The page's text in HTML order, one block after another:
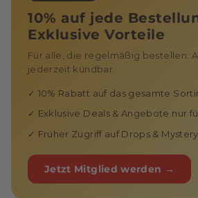
10% auf jede
Exklusive Vorteile
Für alle, die regelmäßig bestellen.
jederzeit kündbar.
✓ 10% Rabatt auf das gesamte
✓ Exklusive Deals & Angebote nur
✓ Früher Zugriff auf Drops &
Jetzt Mitglied werden →